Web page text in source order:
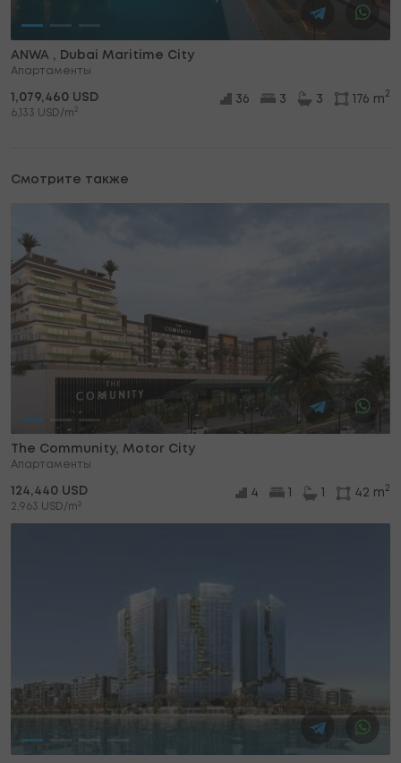
ANWA , Dubai Maritime City
Апартаменты
1,079,460 USD
6,133 USD/m2
36 3 3 176 m 2
Смотрите также
The Community, Motor City
Апартаменты
124,440 USD
2,963 USD/m2
4 42 m 2